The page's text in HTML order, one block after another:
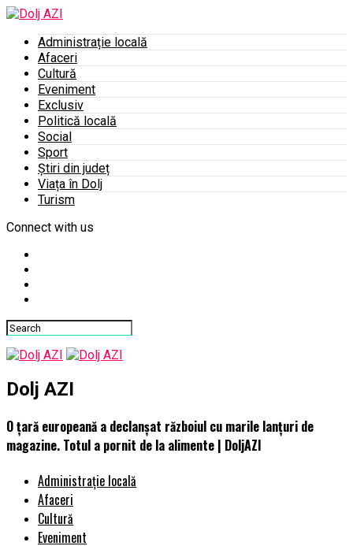
Administrație locală
Afaceri
Cultură
Eveniment
Exclusiv
Politică locală
Social
Sport
Știri din județ
Viața în Dolj
Turism
Connect with us
Dolj AZI
O țară europeană a declanșat războiul cu marile lanțuri de
magazine. Totul a pornit de la alimente | DoljAZI
Administrație locală
Afaceri
Cultură
Eveniment